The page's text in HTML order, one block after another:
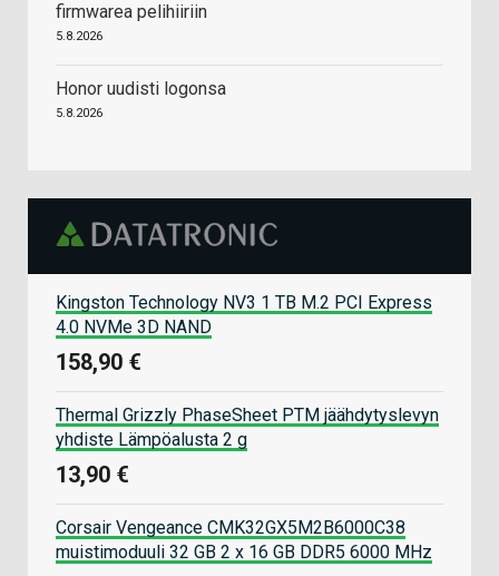
firmwarea pelihiiriin
5.8.2026
Honor uudisti logonsa
5.8.2026
Kingston Technology NV3 1 TB M.2 PCI Express
4.0 NVMe 3D NAND
158,90 €
Thermal Grizzly PhaseSheet PTM jäähdytyslevyn
yhdiste Lämpöalusta 2 g
13,90 €
Corsair Vengeance CMK32GX5M2B6000C38
muistimoduuli 32 GB 2 x 16 GB DDR5 6000 MHz